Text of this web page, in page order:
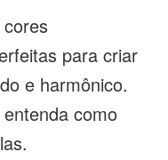
para criar
e harmônico.
como